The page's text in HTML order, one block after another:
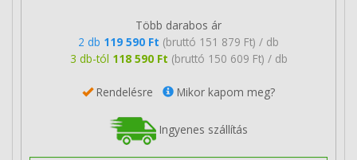
Több darabos ár
2 db 119 590 Ft (bruttó 151 879 Ft) / db
3 db-tól 118 590 Ft (bruttó 150 609 Ft) / db
Rendelésre Mikor kapom meg?
Ingyenes szállítás